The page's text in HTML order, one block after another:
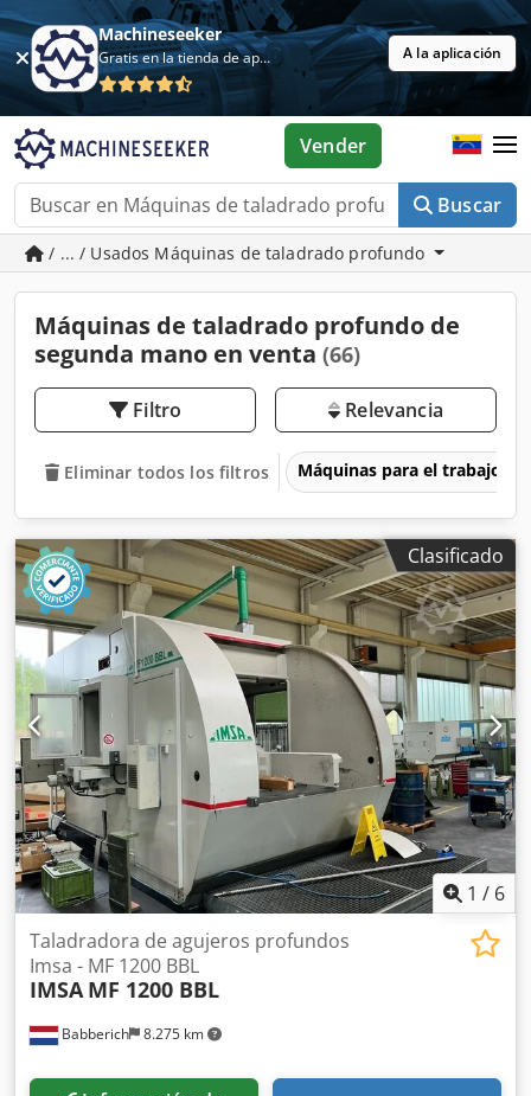
Machineseeker
Gratis en la tienda de aplicaciones A la aplicación
Buscar
Vender
/ ... / Usados Máquinas de taladrado profundo
Máquinas de taladrado profundo de
segunda mano en venta (66)
Filtro Relevancia
Eliminar todos los filtros Máquinas para el trabajo
Clasificado
1 / 6
Babberich 8.275 km
Taladradora de agujeros profundos
Imsa - MF 1200 BBL
IMSA MF 1200 BBL